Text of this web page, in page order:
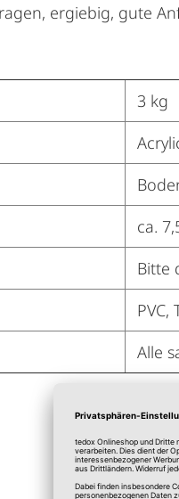
ergiebig, gute
3 kg
ca.
Bitte
Alle